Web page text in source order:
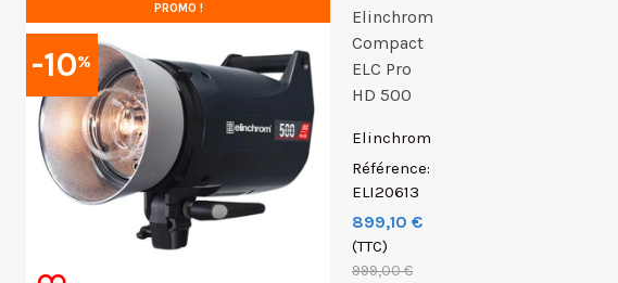
-10%
PROMO !
Elinchrom
Compact
ELC Pro
HD 500
Elinchrom
Référence:
ELI20613
899,10 €
(TTC)
999,00 €